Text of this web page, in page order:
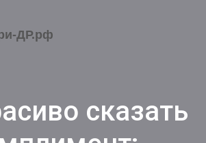
сказать